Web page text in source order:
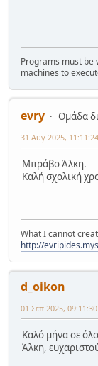
Programs must
machines to
evry
Ομάδα
31 Αυγ 2025,
Μπράβο Άλκη.
Καλή σχολική
What I cannot
http://
d_oikon
01 Σεπ 2025,
Καλό μήνα σε
Άλκη,